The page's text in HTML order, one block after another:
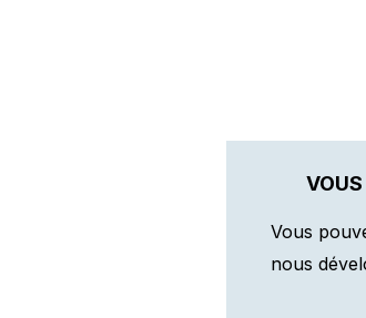
Vous
nous